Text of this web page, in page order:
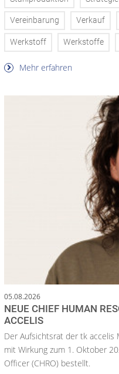
Vereinbarung Verkauf
Werkstoff Werkstoffe
Mehr erfahren
05.08.2026
NEUE CHIEF HUMAN
ACCELIS
Der Aufsichtsrat der tk accelis
mit Wirkung zum 1. Oktober
Officer (CHRO) bestellt.